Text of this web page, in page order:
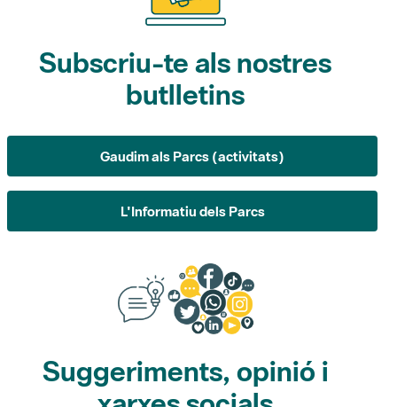
Subscriu-te als nostres
butlletins
L'Informatiu dels Parcs
Suggeriments, opinió i
xarxes socials